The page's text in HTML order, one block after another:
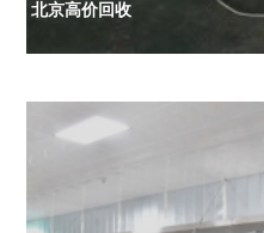
北京高价回收